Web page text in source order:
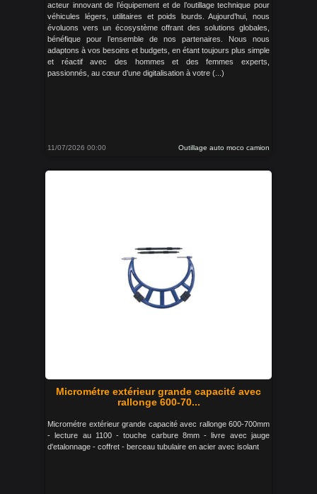
acteur innovant de l’équipement et de l’outillage technique pour
véhicules légers, utilitaires et poids lourds. Aujourd’hui, nous
évoluons vers un écosystème offrant des solutions globales,
bénéfique pour l’ensemble de nos partenaires. Nous nous
adaptons à vos besoins et budgets, en étant toujours plus simple
et réactif avec des hommes et des femmes experts,
passionnés, au cœur d’une digitalisation à votre (...)
11/07/2026 00:00 Outillage auto moco camion
Micrométre extérieur grande capacité avec
rallonge 600-70...
Micrométre extérieur grande capacité avec rallonge 600-700mm
- lecture au 1100 - touche carbure 8mm - livre avec jauge
d'etalonnage - coffret - berceau tubulaire en acier avec isolant